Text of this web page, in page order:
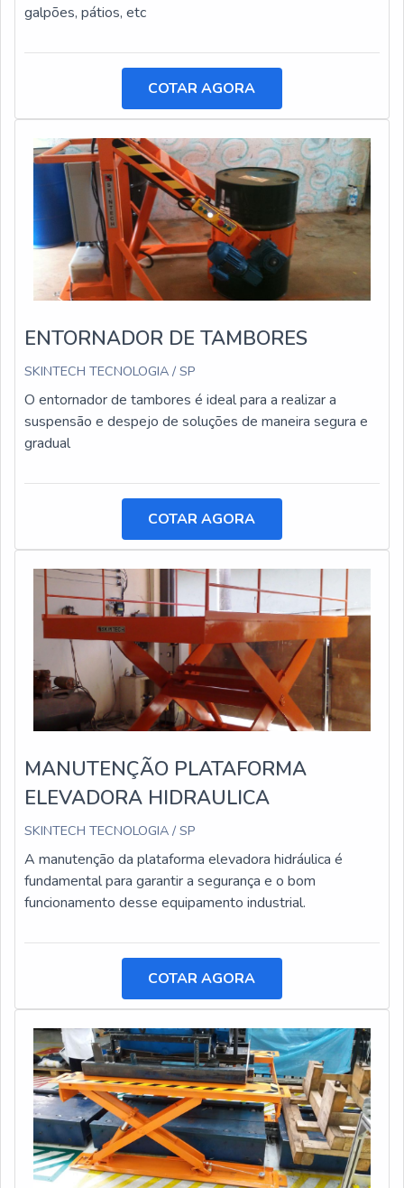
galpões, pátios, etc
COTAR AGORA
ENTORNADOR DE TAMBORES
SKINTECH TECNOLOGIA / SP
O entornador de tambores é ideal para a realizar a
suspensão e despejo de soluções de maneira segura e
gradual
COTAR AGORA
MANUTENÇÃO PLATAFORMA
ELEVADORA HIDRAULICA
SKINTECH TECNOLOGIA / SP
A manutenção da plataforma elevadora hidráulica é
fundamental para garantir a segurança e o bom
funcionamento desse equipamento industrial.
COTAR AGORA